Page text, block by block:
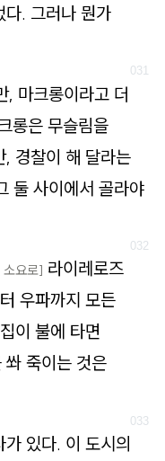
다. 그러나 뭔가
, 마크롱이라고 더
롱은 무슬림을
, 경찰이 해 달라는
둘 사이에서 골라야
소요로] 라이레로즈
우파까지 모든
이 불에 타면
쏴 죽이는 것은
있다. 이 도시의